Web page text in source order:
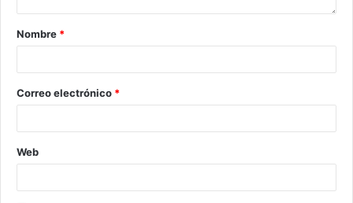
Nombre *
Correo electrónico *
Web